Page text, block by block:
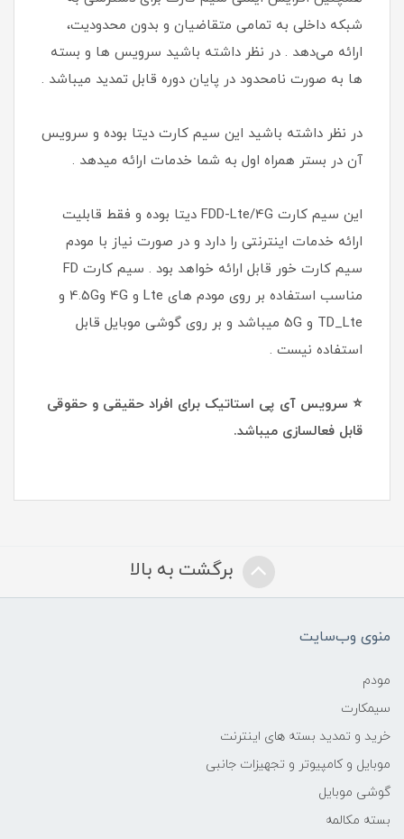
شبکه داخلی به تمامی متقاضیان و بدون محدودیت،
ارائه می‌دهد . در نظر داشته باشید سرویس ها و بسته
ها به صورت نامحدود در پایان دوره قابل تمدید میباشد .
در نظر داشته باشید این سیم کارت دیتا بوده و سرویس
آن در بستر همراه اول به شما خدمات ارائه میدهد .
این سیم کارت FDD-Lte/4G دیتا بوده و فقط قابلیت
ارائه خدمات اینترنتی را دارد و در صورت نیاز با مودم
سیم کارت خور قابل ارائه خواهد بود . سیم کارت FD
مناسب استفاده بر روی مودم های Lte و 4G و4.5G و
TD_Lte و 5G میباشد و بر روی گوشی موبایل قابل
استفاده نیست .
⭐ سرویس آی پی استاتیک برای افراد حقیقی و حقوقی
قابل فعالسازی میباشد.
برگشت به بالا
منوی وب‌سایت
مودم
سیمکارت
خرید و تمدید بسته های اینترنت
موبایل و کامپیوتر و تجهیزات جانبی
گوشی موبایل
بسته مکالمه